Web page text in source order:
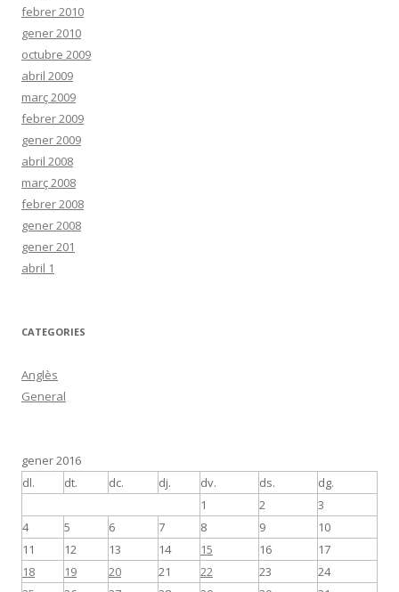
febrer 2010
gener 2010
octubre 2009
abril 2009
març 2009
febrer 2009
gener 2009
abril 2008
març 2008
febrer 2008
gener 2008
gener 201
abril 1
CATEGORIES
Anglès
General
gener 2016
dl.
dt. dc. dj. dv. ds.
dg.
1
2
3
4
5 6 7 8 9
10
11
12 13 14 15 16
17
18
19 20 21 22 23
24